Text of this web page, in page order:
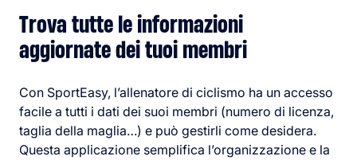
Trova tutte le informazioni
aggiornate dei tuoi membri
Con SportEasy, l’allenatore di ciclismo ha un accesso
facile a tutti i dati dei suoi membri (numero di licenza,
taglia della maglia…) e può gestirli come desidera.
Questa applicazione semplifica l’organizzazione e la